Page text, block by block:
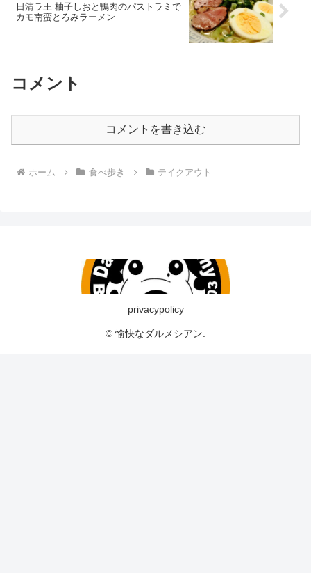
日清ラ王 柚子しおと鴨肉のパストラミで
カモ南蛮とろみラーメン
コメント
コメントを書き込む
ホーム 食べ歩き テイクアウト
privacypolicy
© 愉快なダルメシアン.